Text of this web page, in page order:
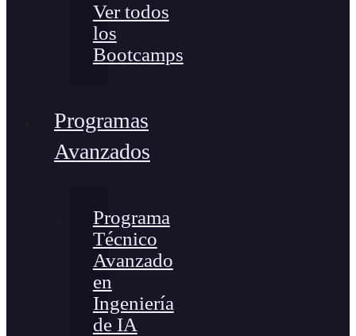
Ver todos
los
Bootcamps
Programas
Avanzados
Programa
Técnico
Avanzado
en
Ingeniería
de IA